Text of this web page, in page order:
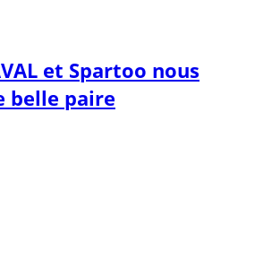
et Spartoo nous
belle paire